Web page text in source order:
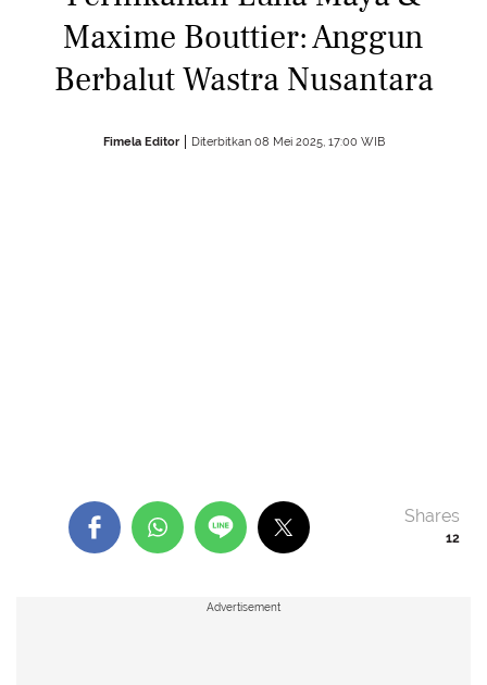
Maxime Bouttier: Anggun
Berbalut Wastra Nusantara
Fimela Editor Diterbitkan 08 Mei 2025, 17:00 WIB
12
Shares
Advertisement